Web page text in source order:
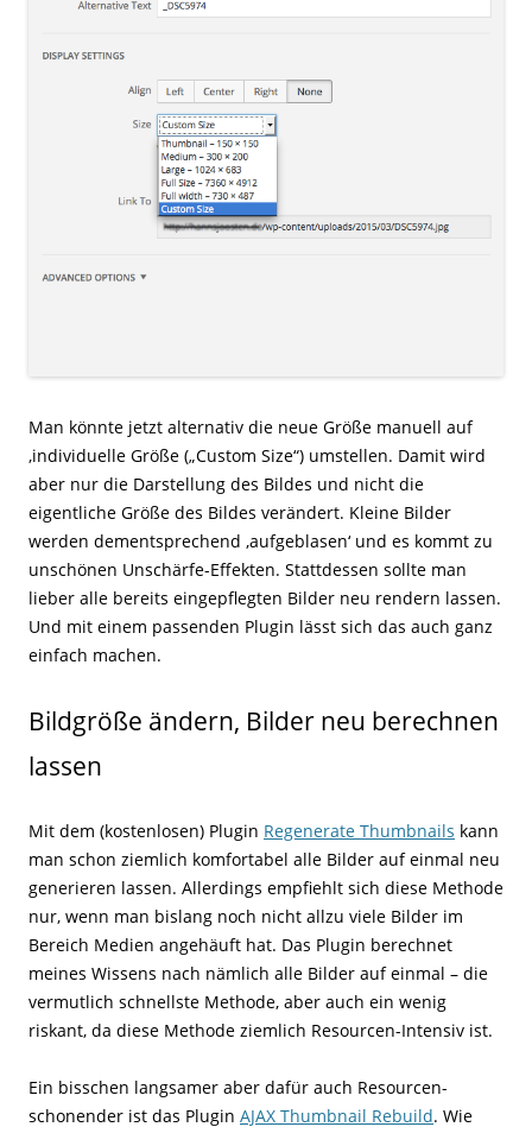
Man könnte jetzt alternativ die neue Größe manuell auf
‚individuelle Größe („Custom Size“) umstellen. Damit wird
aber nur die Darstellung des Bildes und nicht die
eigentliche Größe des Bildes verändert. Kleine Bilder
werden dementsprechend ‚aufgeblasen‘ und es kommt zu
unschönen Unschärfe-Effekten. Stattdessen sollte man
lieber alle bereits eingepflegten Bilder neu rendern lassen.
Und mit einem passenden Plugin lässt sich das auch ganz
einfach machen.
Bildgröße ändern, Bilder neu berechnen
lassen
Mit dem (kostenlosen) Plugin Regenerate Thumbnails kann
man schon ziemlich komfortabel alle Bilder auf einmal neu
generieren lassen. Allerdings empfiehlt sich diese Methode
nur, wenn man bislang noch nicht allzu viele Bilder im
Bereich Medien angehäuft hat. Das Plugin berechnet
meines Wissens nach nämlich alle Bilder auf einmal – die
vermutlich schnellste Methode, aber auch ein wenig
riskant, da diese Methode ziemlich Resourcen-Intensiv ist.
Ein bisschen langsamer aber dafür auch Resourcen-
schonender ist das Plugin AJAX Thumbnail Rebuild. Wie